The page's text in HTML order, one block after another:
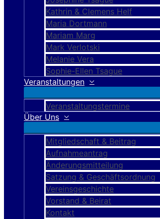
Kathrin & Clemens Helf
Maria Dortmann
Mariam Marg
Mark Verlotski
Melanie Vera
Sophie-Ellen Tsague
Veranstaltungen
Veranstaltungstermine
Über Uns
Mitgliedschaft & Beitrag
Aufnahmeantrag
Änderungsmitteilung
Satzung & Geschäftsordnung
Vereinsgeschichte
Vorstand & Beirat
Kontakt